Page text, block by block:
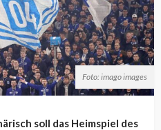
Foto: imago images
soll das Heimspiel des